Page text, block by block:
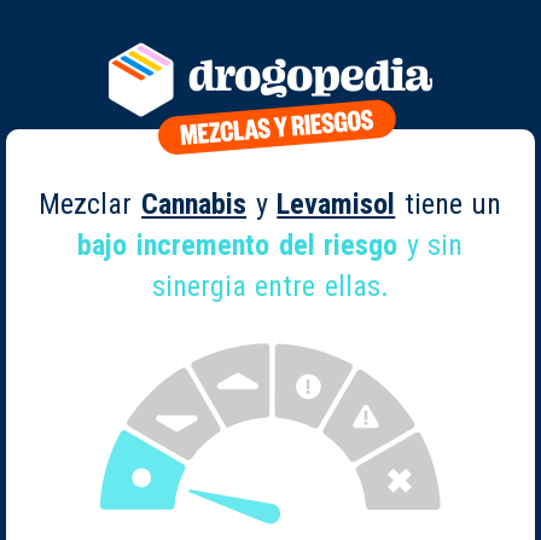
Mezclar Cannabis y Levamisol tiene un
bajo incremento del riesgo y sin
sinergia entre ellas.